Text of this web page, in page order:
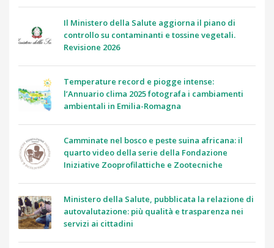
Il Ministero della Salute aggiorna il piano di
controllo su contaminanti e tossine vegetali.
Revisione 2026
Temperature record e piogge intense:
l’Annuario clima 2025 fotografa i cambiamenti
ambientali in Emilia-Romagna
Camminate nel bosco e peste suina africana: il
quarto video della serie della Fondazione
Iniziative Zooprofilattiche e Zootecniche
Ministero della Salute, pubblicata la relazione di
autovalutazione: più qualità e trasparenza nei
servizi ai cittadini